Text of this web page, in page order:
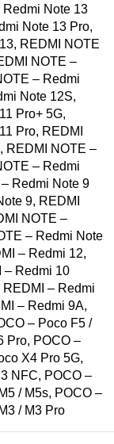
Redmi Note 13
Note 13 Pro,
, REDMI NOTE
NOTE –
– Redmi
Note 12S,
Pro+ 5G,
Pro, REDMI
, REDMI NOTE –
– Redmi
Redmi Note 9
9, REDMI
NOTE –
– Redmi Note
– Redmi 12,
– Redmi 10
REDMI – Redmi
– Redmi 9A,
– Poco F5 /
Pro, POCO –
X4 Pro 5G,
NFC, POCO –
/ M5s, POCO –
/ M3 Pro